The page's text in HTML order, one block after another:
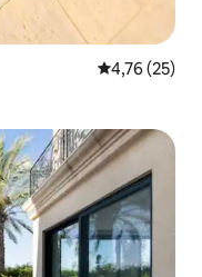
Évaluation
4,76 (25)